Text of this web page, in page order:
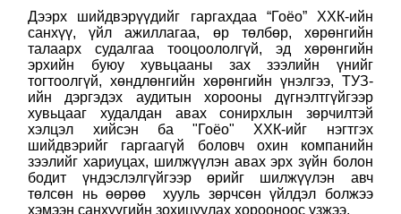
Дээрх шийдвэрүүдийг гаргахдаа “Гоёо” ХХК-ийн
санхүү, үйл ажиллагаа, өр төлбөр, хөрөнгийн
талаарх судалгаа тооцоололгүй, эд хөрөнгийн
эрхийн буюу хувьцааны зах зээлийн үнийг
тогтоолгүй, хөндлөнгийн хөрөнгийн үнэлгээ, ТУЗ-
ийн дэргэдэх аудитын хорооны дүгнэлтгүйгээр
хувьцааг худалдан авах сонирхлын зөрчилтэй
хэлцэл хийсэн ба "Гоёо" ХХК-ийг нэгтгэх
шийдвэрийг гаргаагүй боловч охин компанийн
зээлийг хариуцах, шилжүүлэн авах эрх зүйн болон
бодит үндэслэлгүйгээр өрийг шилжүүлэн авч
төлсөн нь өөрөө хууль зөрчсөн үйлдэл болжээ
хэмээн санхүүгийн зохицуулах хорооноос үзжээ.